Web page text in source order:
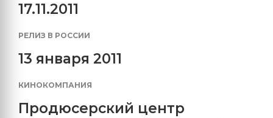
17.11.2011
РЕЛИЗ В РОССИИ
13 января 2011
КИНОКОМПАНИЯ
Продюсерский центр